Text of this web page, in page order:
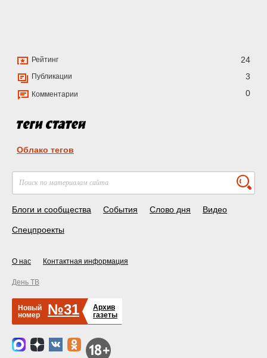
Рейтинг 24
Публикации 3
Комментарии 0
Облако тегов
Блоги и сообщества События Слово дня Видео
Спецпроекты
О нас Контактная информация
День ТВ
Новый
номер
№31
Архив
газеты